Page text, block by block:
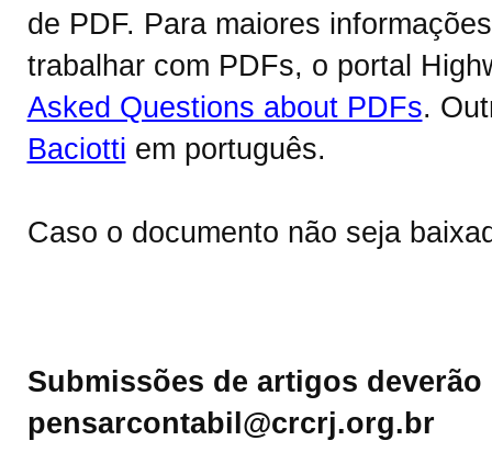
de PDF. Para maiores
trabalhar com PDFs, o portal
Asked Questions about PDFs.
Baciotti em português.
Caso o documento não seja
Submissões de artigos
pensarcontabil@crcrj.org.br